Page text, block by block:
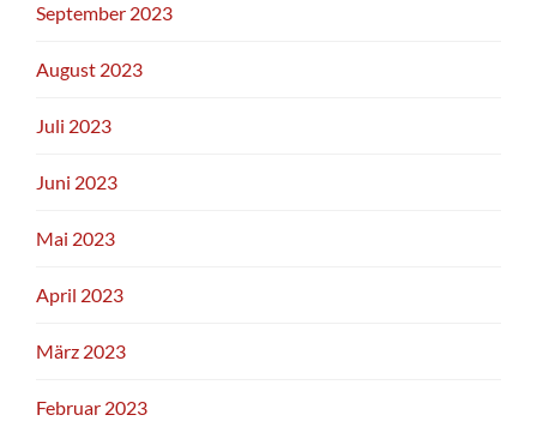
September 2023
August 2023
Juli 2023
Juni 2023
Mai 2023
April 2023
März 2023
Februar 2023